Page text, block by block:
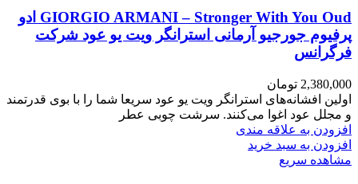
GIORGIO ARMANI – Stronger With You Oud ادو
پرفیوم جورجیو آرمانی استرانگر ویت یو عود شرکت
فرگرانس
2,380,000 تومان
اولین افشانه‌های استرانگر ویت یو عود سریعا شما را با بوی قدرتمند
و مجلل عود اغوا می‌کنند. سرشت چوبی عطر
افزودن به علاقه مندی
افزودن به سبد خرید
مشاهده سریع